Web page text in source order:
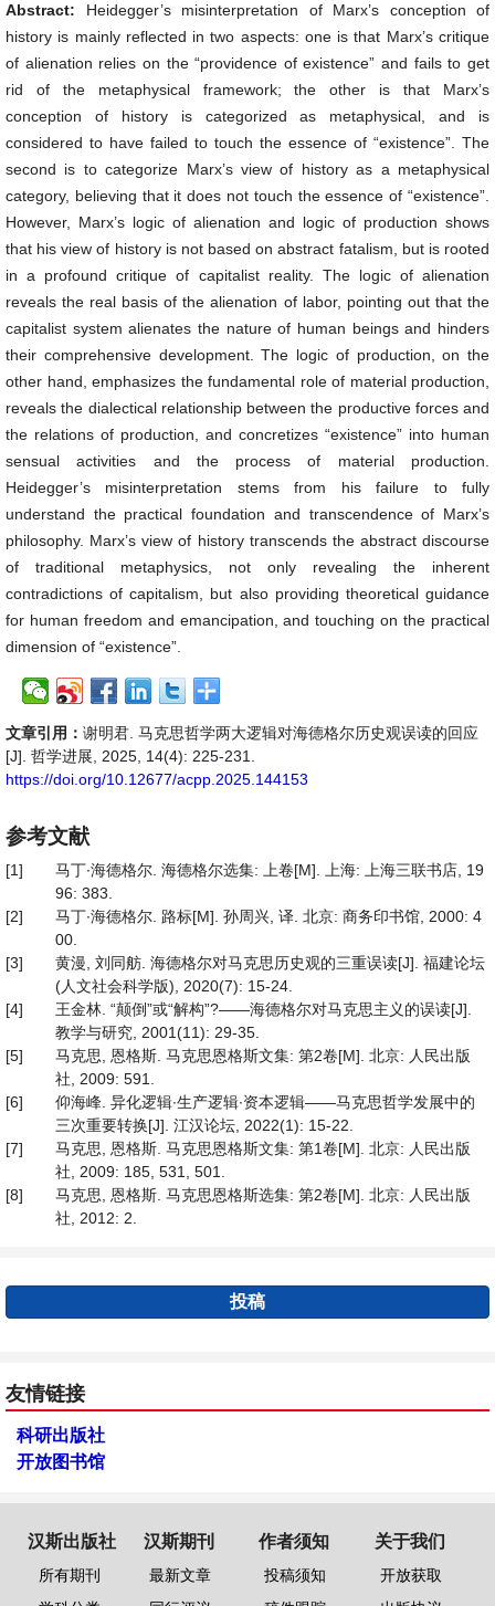
Abstract: Heidegger’s misinterpretation of Marx’s conception of
history is mainly reflected in two aspects: one is that Marx’s critique
of alienation relies on the “providence of existence” and fails to get
rid of the metaphysical framework; the other is that Marx’s
conception of history is categorized as metaphysical, and is
considered to have failed to touch the essence of “existence”. The
second is to categorize Marx’s view of history as a metaphysical
category, believing that it does not touch the essence of “existence”.
However, Marx’s logic of alienation and logic of production shows
that his view of history is not based on abstract fatalism, but is rooted
in a profound critique of capitalist reality. The logic of alienation
reveals the real basis of the alienation of labor, pointing out that the
capitalist system alienates the nature of human beings and hinders
their comprehensive development. The logic of production, on the
other hand, emphasizes the fundamental role of material production,
reveals the dialectical relationship between the productive forces and
the relations of production, and concretizes “existence” into human
sensual activities and the process of material production.
Heidegger’s misinterpretation stems from his failure to fully
understand the practical foundation and transcendence of Marx’s
philosophy. Marx’s view of history transcends the abstract discourse
of traditional metaphysics, not only revealing the inherent
contradictions of capitalism, but also providing theoretical guidance
for human freedom and emancipation, and touching on the practical
dimension of “existence”.
文章引用： 谢明君. 马克思哲学两大逻辑对海德格尔历史观误读的回应
[J]. 哲学进展, 2025, 14(4): 225-231.
https://doi.org/10.12677/acpp.2025.144153
参考文献
[1]
马丁∙海德格尔. 海德格尔选集: 上卷[M]. 上海: 上海三联书店, 19
96: 383.
[2]
马丁∙海德格尔. 路标[M]. 孙周兴, 译. 北京: 商务印书馆, 2000: 4
00.
[3]
黄漫, 刘同舫. 海德格尔对马克思历史观的三重误读[J]. 福建论坛
(人文社会科学版), 2020(7): 15-24.
[4]
王金林. “颠倒”或“解构”?——海德格尔对马克思主义的误读[J].
教学与研究, 2001(11): 29-35.
[5]
马克思, 恩格斯. 马克思恩格斯文集: 第2卷[M]. 北京: 人民出版
社, 2009: 591.
[6]
仰海峰. 异化逻辑∙生产逻辑∙资本逻辑——马克思哲学发展中的
三次重要转换[J]. 江汉论坛, 2022(1): 15-22.
[7]
马克思, 恩格斯. 马克思恩格斯文集: 第1卷[M]. 北京: 人民出版
社, 2009: 185, 531, 501.
[8]
马克思, 恩格斯. 马克思恩格斯选集: 第2卷[M]. 北京: 人民出版
社, 2012: 2.
投稿
友情链接
科研出版社
开放图书馆
汉斯出版社
所有期刊
汉斯期刊
最新文章
作者须知
投稿须知
关于我们
开放获取